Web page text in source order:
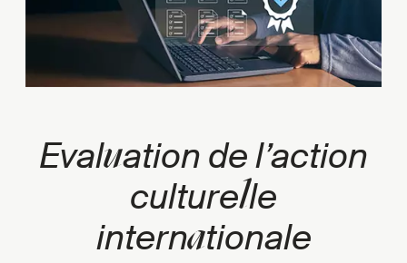
Evaluation de l’action
culturelle
internationale